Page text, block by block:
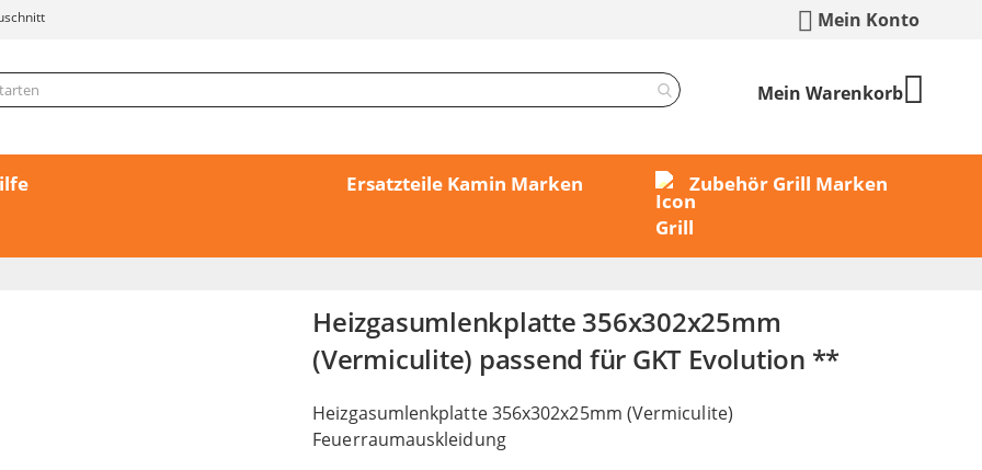
Mein Konto
Mein Warenkorb
Ersatzteile Kamin Marken Zubehör Grill Marken
Heizgasumlenkplatte 356x302x25mm
(Vermiculite) passend für GKT Evolution **
Heizgasumlenkplatte 356x302x25mm (Vermiculite)
Feuerraumauskleidung